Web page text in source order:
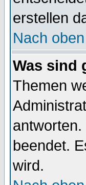
erstellen
Nach oben
Was sind
Themen
beendet.
wird.